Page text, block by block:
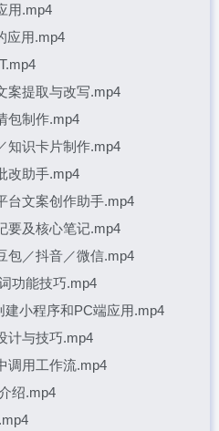
用.mp4
应用.mp4
提取与改写.mp4
包制作.mp4
识卡片制作.mp4
改助手.mp4
文案创作助手.mp4
及核心笔记.mp4
／抖音／微信.mp4
功能技巧.mp4
建小程序和PC端应用.mp4
计与技巧.mp4
调用工作流.mp4
绍.mp4